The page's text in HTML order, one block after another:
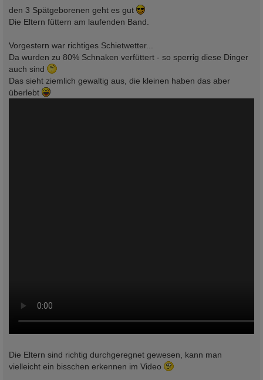
a
g
den 3 Spätgeborenen geht es gut
Die Eltern füttern am laufenden Band.
Vorgestern war richtiges Schietwetter...
Da wurden zu 80% Schnaken verfüttert - so sperrig diese Dinger
auch sind
Das sieht ziemlich gewaltig aus, die kleinen haben das aber
überlebt
Die Eltern sind richtig durchgeregnet gewesen, kann man
vielleicht ein bisschen erkennen im Video